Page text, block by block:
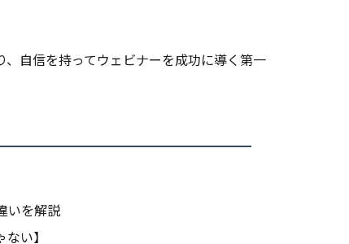
自信を持ってウェビナーを成功に導く第一
いを解説
い】